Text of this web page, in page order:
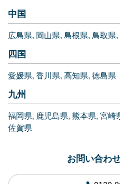
中国
広島県 岡山県 島根県 鳥取県
四国
愛媛県 香川県 高知県 徳島県
九州
福岡県 鹿児島県 熊本県 宮崎
佐賀県
お問い合わ